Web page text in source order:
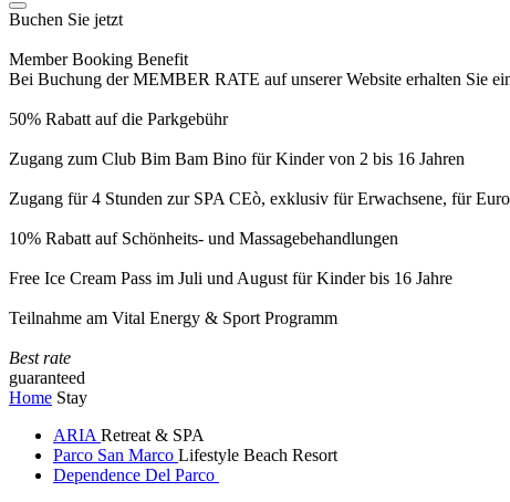
Buchen Sie jetzt
Member Booking Benefit
Bei Buchung der MEMBER RATE auf unserer Website erhalten Sie
50% Rabatt auf die Parkgebühr
Zugang zum Club Bim Bam Bino für Kinder von 2 bis 16 Jahren
Zugang für 4 Stunden zur SPA CEò, exklusiv für Erwachsene, für
10% Rabatt auf Schönheits- und Massagebehandlungen
Free Ice Cream Pass im Juli und August für Kinder bis 16 Jahre
Teilnahme am Vital Energy & Sport Programm
Best rate
guaranteed
Home Stay
ARIA Retreat & SPA
Parco San Marco Lifestyle Beach Resort
Dependence Del Parco